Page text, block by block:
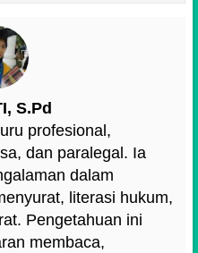
S.Pd
profesional,
dan paralegal. Ia
dalam
literasi hukum,
Pengetahuan ini
membaca,